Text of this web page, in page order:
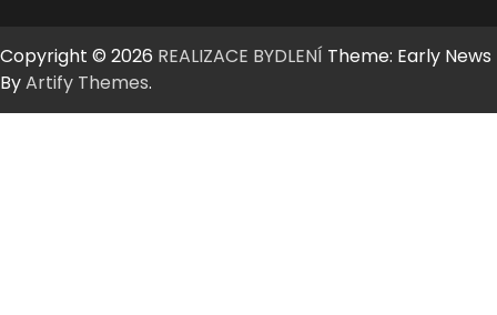
Copyright © 2026 REALIZACE BYDLENÍ Theme: Early News
ByArtify Themes.